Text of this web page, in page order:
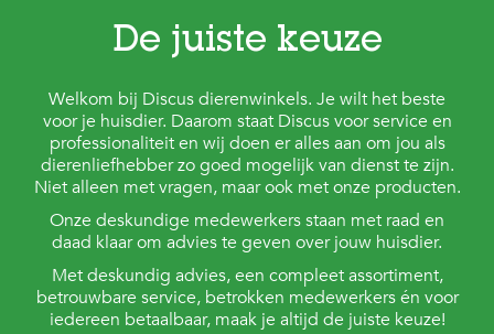
De juiste keuze
Welkom bij Discus dierenwinkels. Je wilt het beste
voor je huisdier. Daarom staat Discus voor service en
professionaliteit en wij doen er alles aan om jou als
dierenliefhebber zo goed mogelijk van dienst te zijn.
Niet alleen met vragen, maar ook met onze producten.
Onze deskundige medewerkers staan met raad en
daad klaar om advies te geven over jouw huisdier.
Met deskundig advies, een compleet assortiment,
betrouwbare service, betrokken medewerkers én voor
iedereen betaalbaar, maak je altijd de juiste keuze!